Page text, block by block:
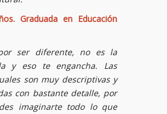
Graduada en Educación
ser diferente, no es la
y eso te engancha. Las
son muy descriptivas y
con bastante detalle, por
imaginarte todo lo que